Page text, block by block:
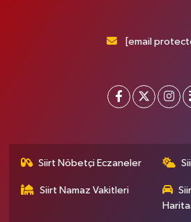
[email
Siirt Nöbetçi Eczaneler
Siirt Namaz Vakitleri